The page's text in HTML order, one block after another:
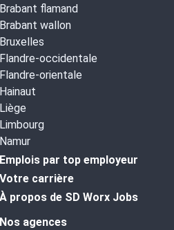
Brabant flamand
Brabant wallon
Bruxelles
Flandre-occidentale
Flandre-orientale
Hainaut
Liège
Limbourg
Namur
Emplois par top employeur
Votre carrière
À propos de SD Worx Jobs
Nos agences